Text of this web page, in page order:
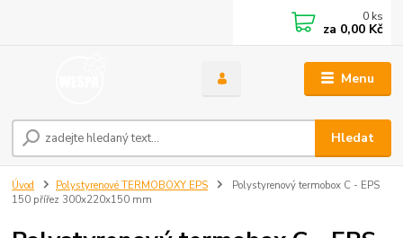
Menu
Hledat
0 ks
za 0,00 Kč
Úvod Polystyrenové TERMOBOXY EPS
Polystyrenový termobox C - EPS
150 přířez 300x220x150 mm